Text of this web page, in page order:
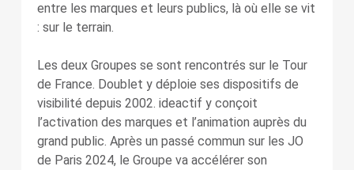
entre les marques et leurs publics, là où elle se vit
: sur le terrain.
Les deux Groupes se sont rencontrés sur le Tour
de France. Doublet y déploie ses dispositifs de
visibilité depuis 2002. ideactif y conçoit
l’activation des marques et l’animation auprès du
grand public. Après un passé commun sur les JO
de Paris 2024, le Groupe va accélérer son